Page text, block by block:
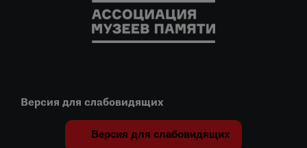
Версия для слабовидящих
Версия для слабовидящих